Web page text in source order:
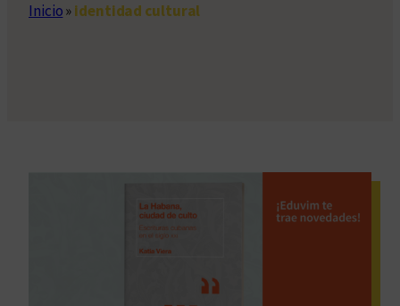
Inicio»identidad cultural